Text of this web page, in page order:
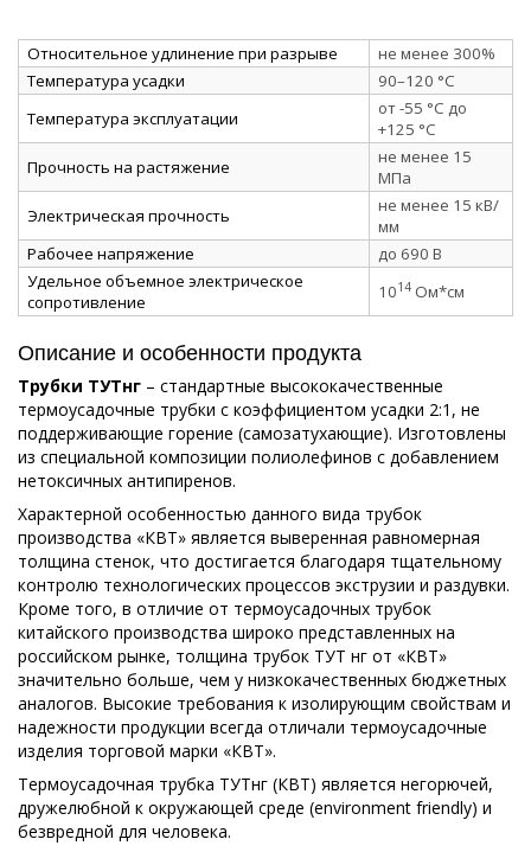
Относительное удлинение при разрыве
не менее 300%
Температура усадки
90–120 °C
Температура эксплуатации
от -55 °C до
+125 °C
Прочность на растяжение
не менее 15
МПа
Электрическая прочность
не менее 15 кВ/
мм
Рабочее напряжение
до 690 В
Удельное объемное электрическое
сопротивление
1014 Ом*см
Описание и особенности продукта
Трубки ТУТнг – стандартные высококачественные
термоусадочные трубки с коэффициентом усадки 2:1, не
поддерживающие горение (самозатухающие). Изготовлены
из специальной композиции полиолефинов с добавлением
нетоксичных антипиренов.
Характерной особенностью данного вида трубок
производства «КВТ» является выверенная равномерная
толщина стенок, что достигается благодаря тщательному
контролю технологических процессов экструзии и раздувки.
Кроме того, в отличие от термоусадочных трубок
китайского производства широко представленных на
российском рынке, толщина трубок ТУТ нг от «КВТ»
значительно больше, чем у низкокачественных бюджетных
аналогов. Высокие требования к изолирующим свойствам и
надежности продукции всегда отличали термоусадочные
изделия торговой марки «КВТ».
Термоусадочная трубка ТУТнг (КВТ) является негорючей,
дружелюбной к окружающей среде (environment friendly) и
безвредной для человека.